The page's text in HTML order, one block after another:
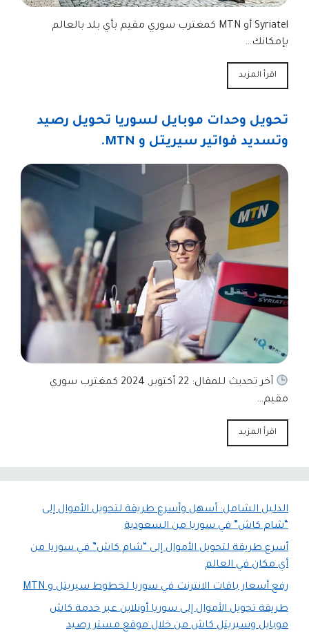
Syriatel أو MTN كمغترب سوري مقيم بأي بلد بالعالم
بإمكانك…
اقرأ المزيد
تحويل وحدات موبايل لسوريا تحويل رصيد
وتسديد فواتير سيريتل و MTN.
آخر تحديث للمقال: 22 أكتوبر, 2024 كمغترب سوري
مقيم…
اقرأ المزيد
الدليل الشامل: أسهل وأسرع طريقة لتحويل الأموال إلى
“شام كاش” في سوريا من السعودية
أسرع طريقة لتحويل الأموال إلى “شام كاش” في سوريا من
أي مكان في العالم
رفع أسعار باقات الانترنت في سوريا لخطوط سيريتل و MTN
طريقة تحويل الأموال إلى سوريا أونلاين عبر خدمة كاش
موبايل وسيريتل كاش من خلال موقع مستر رصيد